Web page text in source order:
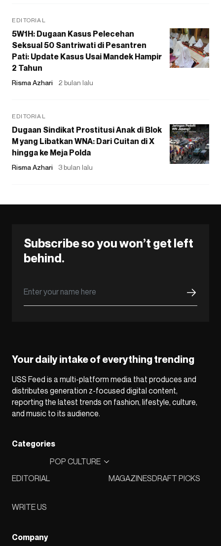
EDITORIAL
5W1H: Dugaan Kasus Pelecehan
Seksual 50 Santriwati di Pesantren
Pati: Update Kasus Usai Mandek Hampir
2 Tahun
Risma Azhari 2 bulan lalu
EDITORIAL
Dugaan Sindikat Prostitusi Anak di Blok
M yang Libatkan WNA: Dari Cuitan di X
hingga ke Meja Polda
Risma Azhari 3 bulan lalu
Subscribe so you won’t get left
behind.
Your daily intake of everything trending
USS Feed is a multi-platform media that produces and
distributes generation z-focused digital content,
reporting the latest trends on fashion, lifestyle, culture,
and music to its audience.
Categories
EDITORIAL
POP CULTURE
MAGAZINESDRAFT PICKS
WRITE US
Company